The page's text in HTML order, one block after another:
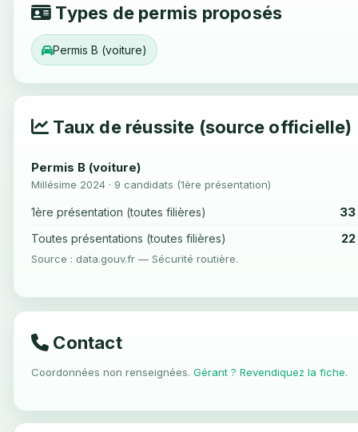
Types de permis proposés
Permis B (voiture)
Taux de réussite (source officielle)
Permis B (voiture)
Millésime 2024 · 9 candidats (1ère présentation)
1ère présentation (toutes filières) 33
Toutes présentations (toutes filières)
Source : data.gouv.fr — Sécurité routière.
Contact
Coordonnées non renseignées. Gérant ? Revendiquez la fiche.